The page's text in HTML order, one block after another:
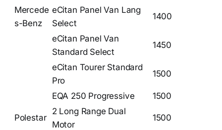
Mercede
s-Benz
eCitan Panel Van Lang
Select
1400
eCitan Panel Van
Standard Select
1450
eCitan Tourer Standard
Pro
1500
EQA 250 Progressive 1500
Polestar
2 Long Range Dual
Motor
1500